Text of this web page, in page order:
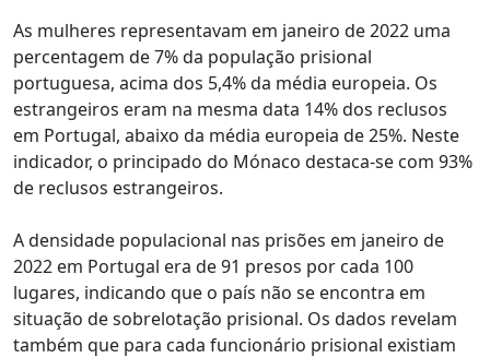
As mulheres representavam em janeiro de 2022 uma
percentagem de 7% da população prisional
portuguesa, acima dos 5,4% da média europeia. Os
estrangeiros eram na mesma data 14% dos reclusos
em Portugal, abaixo da média europeia de 25%. Neste
indicador, o principado do Mónaco destaca-se com 93%
de reclusos estrangeiros.
A densidade populacional nas prisões em janeiro de
2022 em Portugal era de 91 presos por cada 100
lugares, indicando que o país não se encontra em
situação de sobrelotação prisional. Os dados revelam
também que para cada funcionário prisional existiam